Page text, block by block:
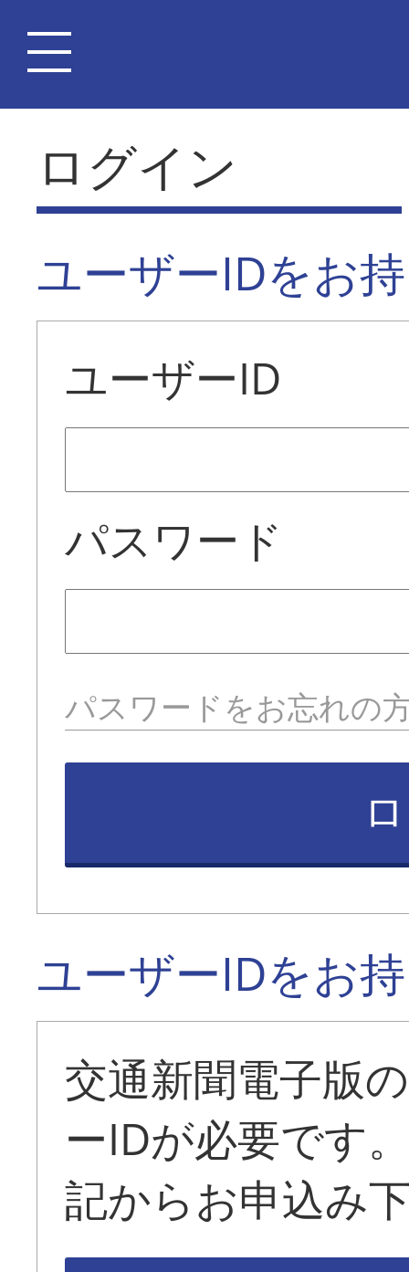
ログイン
ユーザーIDをお
ユーザーID
パスワード
パスワードをお忘れの
ユーザーIDをお
交通新聞電子版
ーIDが必要です
記からお申込み